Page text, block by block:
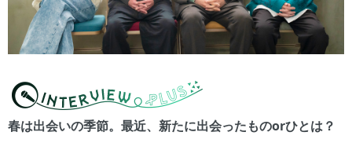
春は出会いの季節。最近、新たに出会ったものorひとは？